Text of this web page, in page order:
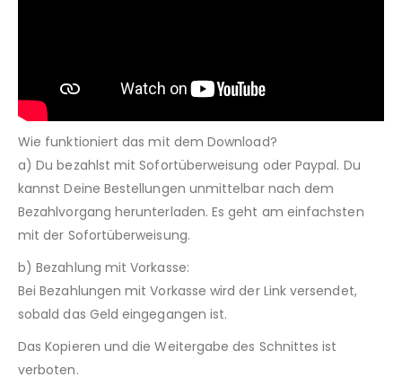
Wie funktioniert das mit dem Download?
a) Du bezahlst mit Sofortüberweisung oder Paypal. Du
kannst Deine Bestellungen unmittelbar nach dem
Bezahlvorgang herunterladen. Es geht am einfachsten
mit der Sofortüberweisung.
b) Bezahlung mit Vorkasse:
Bei Bezahlungen mit Vorkasse wird der Link versendet,
sobald das Geld eingegangen ist.
Das Kopieren und die Weitergabe des Schnittes ist
verboten.